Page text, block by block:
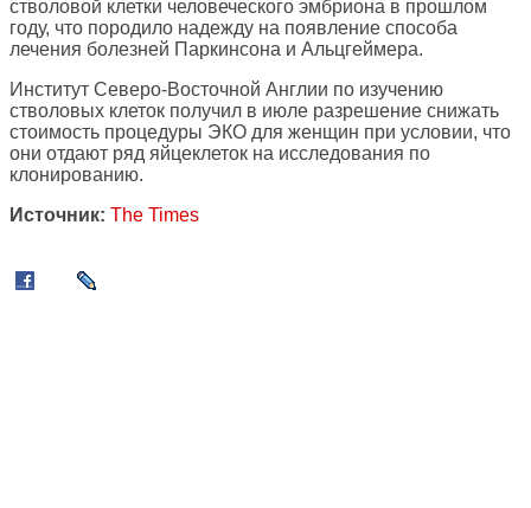
стволовой клетки человеческого эмбриона в прошлом
году, что породило надежду на появление способа
лечения болезней Паркинсона и Альцгеймера.
Институт Северо-Восточной Англии по изучению
стволовых клеток получил в июле разрешение снижать
стоимость процедуры ЭКО для женщин при условии, что
они отдают ряд яйцеклеток на исследования по
клонированию.
Источник: The Times